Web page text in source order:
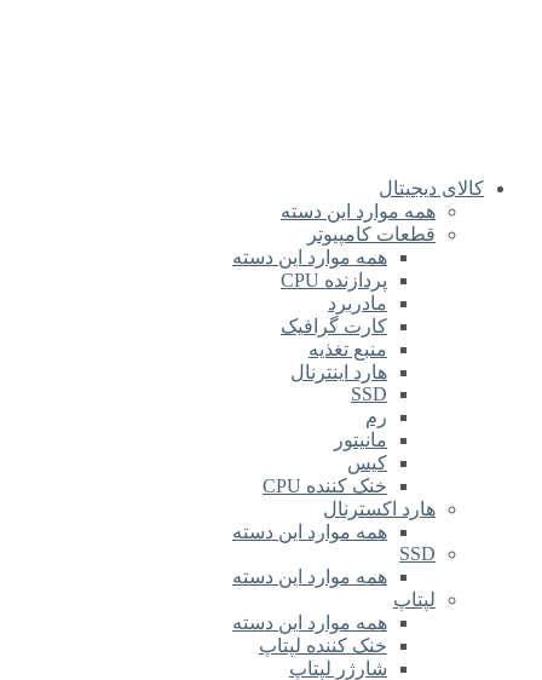
کالای دیجیتال
همه موارد این دسته
قطعات کامپیوتر
همه موارد این دسته
پردازنده CPU
مادربرد
کارت گرافیک
منبع تغذیه
هارد اینترنال
SSD
رم
مانیتور
کیس
خنک کننده CPU
هارد اکسترنال
همه موارد این دسته
SSD
همه موارد این دسته
لپتاپ
همه موارد این دسته
خنک کننده لپتاپ
شارژر لپتاپ